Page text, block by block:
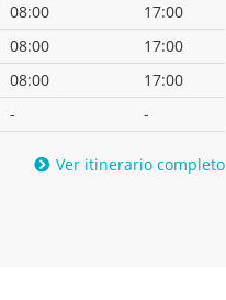
08:00
17:00
08:00
17:00
08:00
17:00
- -
Ver itinerario completo